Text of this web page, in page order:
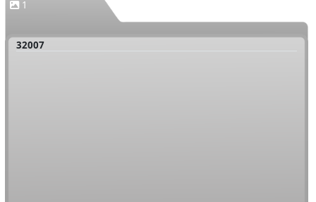
1
32007